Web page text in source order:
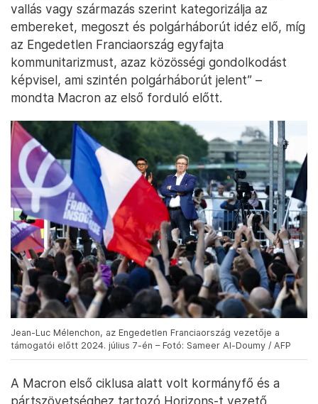
vallás vagy származás szerint kategorizálja az
embereket, megoszt és polgárháborút idéz elő, míg
az Engedetlen Franciaország egyfajta
kommunitarizmust, azaz közösségi gondolkodást
képvisel, ami szintén polgárháborút jelent” –
mondta Macron az első forduló előtt.
Jean-Luc Mélenchon, az Engedetlen Franciaország vezetője a
támogatói előtt 2024. július 7-én – Fotó: Sameer Al-Doumy / AFP
A Macron első ciklusa alatt volt kormányfő és a